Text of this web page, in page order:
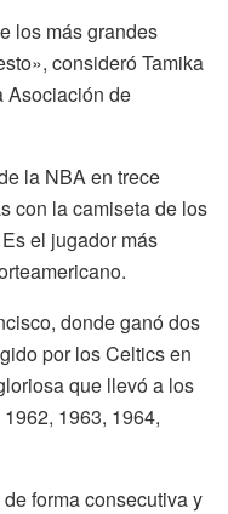
los más grandes
consideró Tamika
Asociación de
la NBA en trece
con la camiseta de los
el jugador más
donde ganó dos
por los Celtics en
que llevó a los
1963, 1964,
forma consecutiva y